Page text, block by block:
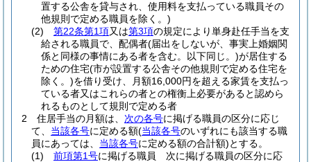
置する公舎を貸与され、使用料を支払っている職員その
他規則で定める職員を除く。)
(2)
第22条第1項又は第3項の規定により単身赴任手当を支
給される職員で、配偶者(届出をしないが、事実上婚姻関
係と同様の事情にある者を含む。以下同じ。)が居住する
ための住宅(市が設置する公舎その他規則で定める住宅を
除く。)を借り受け、月額16,000円を超える家賃を支払っ
ている者又はこれらの者との権衡上必要があると認めら
れるものとして規則で定める者
2
住居手当の月額は、 次の各号に掲げる職員の区分に応じ
て、 当該各号に定める額(当該各号のいずれにも該当する職
員にあっては、 当該各号に定める額の合計額)とする。
(1)
前項第1号に掲げる職員 次に掲げる職員の区分に応